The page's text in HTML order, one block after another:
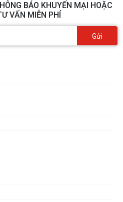
BÁO KHUYẾN MẠI HOẶC
VẤN MIỄN PHÍ
Gửi